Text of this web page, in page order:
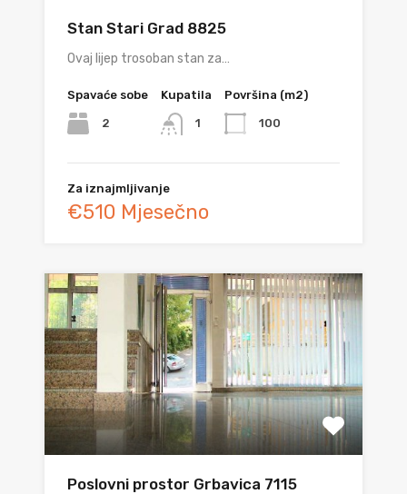
Stan Stari Grad 8825
Ovaj lijep trosoban stan za…
Spavaće sobe
2
Kupatila
1
Površina (m2)
100
Za iznajmljivanje
€510 Mjesečno
Poslovni prostor Grbavica 7115